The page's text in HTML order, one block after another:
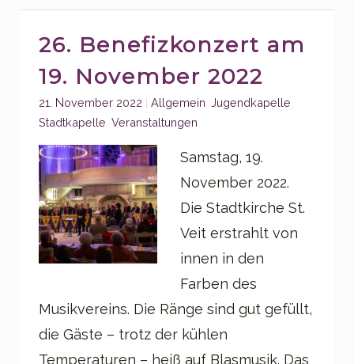
26. Benefizkonzert am
19. November 2022
21. November 2022 Categories:
Allgemein Jugendkapelle
Stadtkapelle Veranstaltungen
Samstag, 19.
November 2022.
Die Stadtkirche St.
Veit erstrahlt von
innen in den
Farben des
Musikvereins. Die Ränge sind gut gefüllt,
die Gäste – trotz der kühlen
Temperaturen – heiß auf Blasmusik. Das